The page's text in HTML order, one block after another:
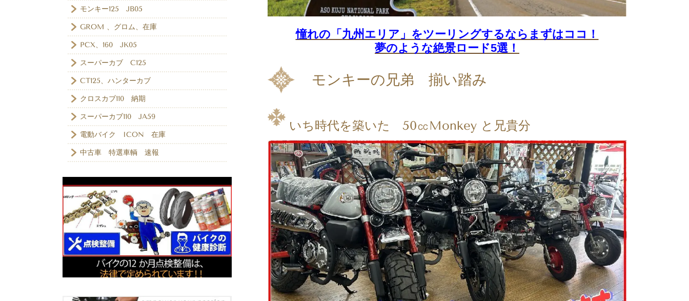
憧れの「九州エリア」をツーリングするならまずはココ！
夢のような絶景ロード5選！
モンキーの兄弟 揃い踏み
いち時代を築いた 50㏄Monkey と兄貴分
モンキー125 JB05
GROM 、グロム、在庫
PCX、160 JK05
スーパーカブ C125
CT125、ハンターカブ
クロスカブ110 納期
スーパーカブ110 JA59
電動バイク ICON 在庫
中古車 特選車輌 速報